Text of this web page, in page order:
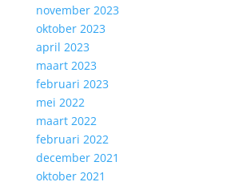
november 2023
oktober 2023
april 2023
maart 2023
februari 2023
mei 2022
maart 2022
februari 2022
december 2021
oktober 2021